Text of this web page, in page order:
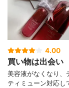
4.00
買い物は出会い
美容液がなくなり、
ティミューン対応し